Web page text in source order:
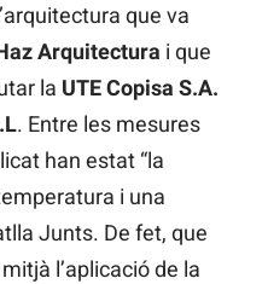
que va
Arquitectura i que
la UTE Copisa S.A.
. Entre les mesures
han estat “la
i una
Junts. De fet, que
l’aplicació de la